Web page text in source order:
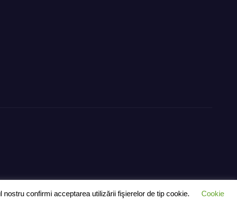
– exclusiv pentru anunțuri
confirmi acceptarea utilizării fişierelor de tip cookie.
Cookie